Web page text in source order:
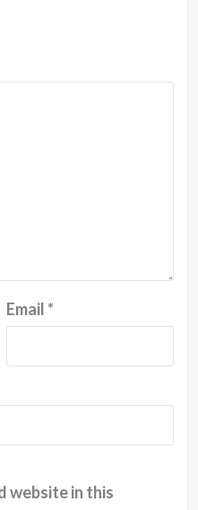
Email*
website in this